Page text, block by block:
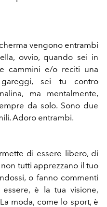
vengono entrambi
ovvio, quando sei in
cammini e/o reciti una
sei tu contro
ma mentalmente,
da solo. Sono due
Adoro entrambi.
di essere libero, di
tutti apprezzano il tuo
o fanno commenti
è la tua visione,
moda, come lo sport, è